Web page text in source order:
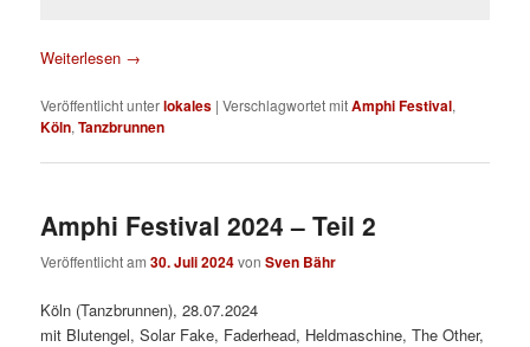
Weiterlesen →
Veröffentlicht unterlokales |Verschlagwortet mitAmphi Festival,
Köln,Tanzbrunnen
Amphi Festival 2024 – Teil 2
Veröffentlicht am30. Juli 2024vonSven Bähr
Köln (Tanzbrunnen), 28.07.2024
mit Blutengel, Solar Fake, Faderhead, Heldmaschine, The Other,